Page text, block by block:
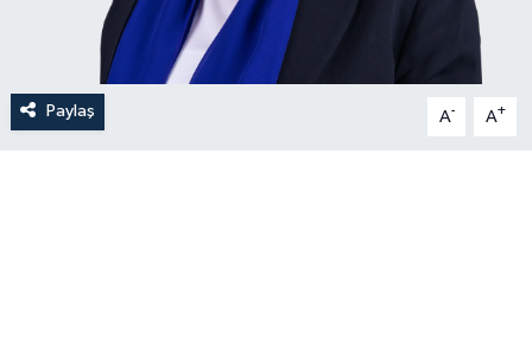
Paylaş A- A+